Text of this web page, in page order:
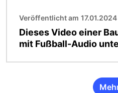
Veröffentlicht am
Dieses Video einer
mit Fußball-Audio